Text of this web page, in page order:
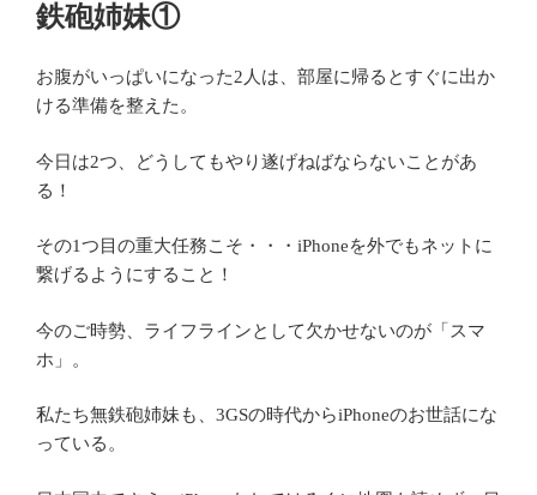
鉄砲姉妹①
お腹がいっぱいになった2人は、部屋に帰るとすぐに出か
ける準備を整えた。
今日は2つ、どうしてもやり遂げねばならないことがあ
る！
その1つ目の重大任務こそ・・・iPhoneを外でもネットに
繋げるようにすること！
今のご時勢、ライフラインとして欠かせないのが「スマ
ホ」。
私たち無鉄砲姉妹も、3GSの時代からiPhoneのお世話にな
っている。